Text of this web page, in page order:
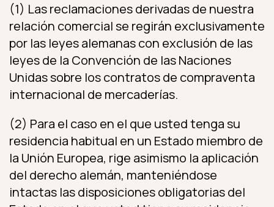
(1) Las reclamaciones derivadas de nuestra
relación comercial se regirán exclusivamente
por las leyes alemanas con exclusión de las
leyes de la Convención de las Naciones
Unidas sobre los contratos de compraventa
internacional de mercaderías.
(2) Para el caso en el que usted tenga su
residencia habitual en un Estado miembro de
la Unión Europea, rige asimismo la aplicación
del derecho alemán, manteniéndose
intactas las disposiciones obligatorias del